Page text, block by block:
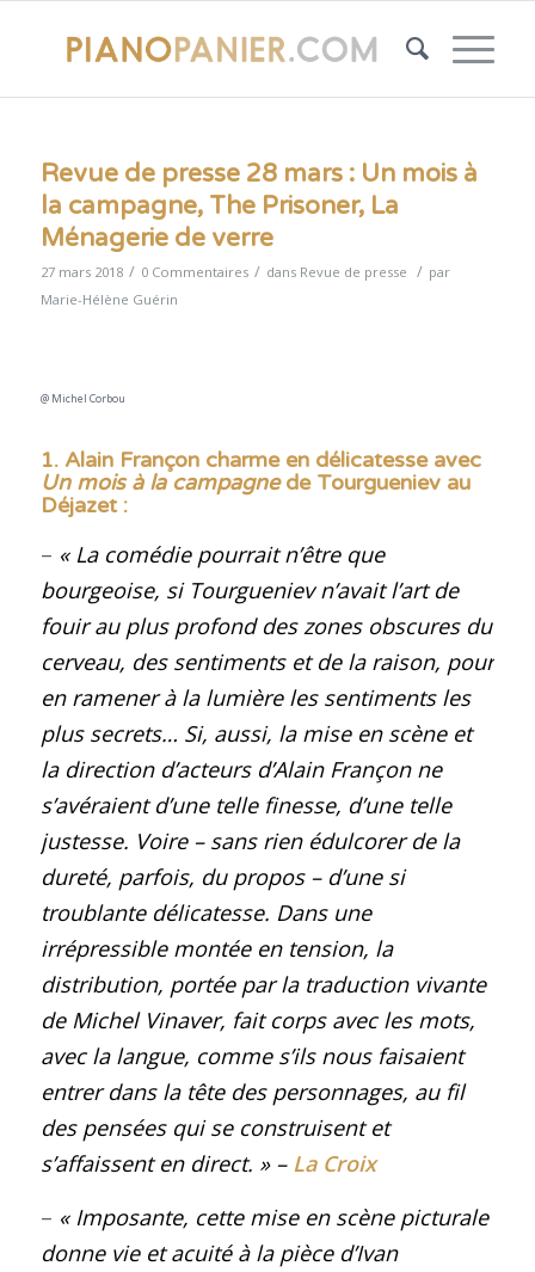
Revue de presse 28 mars : Un mois à
la campagne, The Prisoner, La
Ménagerie de verre
27 mars 2018 / 0 Commentaires / dans Revue de presse / par
Marie-Hélène Guérin
@ Michel Corbou
1. Alain Françon charme en délicatesse avec
Un mois à la campagnede Tourgueniev au
Déjazet :
– « La comédie pourrait n’être que
bourgeoise, si Tourgueniev n’avait l’art de
fouir au plus profond des zones obscures du
cerveau, des sentiments et de la raison, pour
en ramener à la lumière les sentiments les
plus secrets… Si, aussi, la mise en scène et
la direction d’acteurs d’Alain Françon ne
s’avéraient d’une telle finesse, d’une telle
justesse. Voire – sans rien édulcorer de la
dureté, parfois, du propos – d’une si
troublante délicatesse. Dans une
irrépressible montée en tension, la
distribution, portée par la traduction vivante
de Michel Vinaver, fait corps avec les mots,
avec la langue, comme s’ils nous faisaient
entrer dans la tête des personnages, au fil
des pensées qui se construisent et
s’affaissent en direct. » – La Croix
– « Imposante, cette mise en scène picturale
donne vie et acuité à la pièce d’Ivan